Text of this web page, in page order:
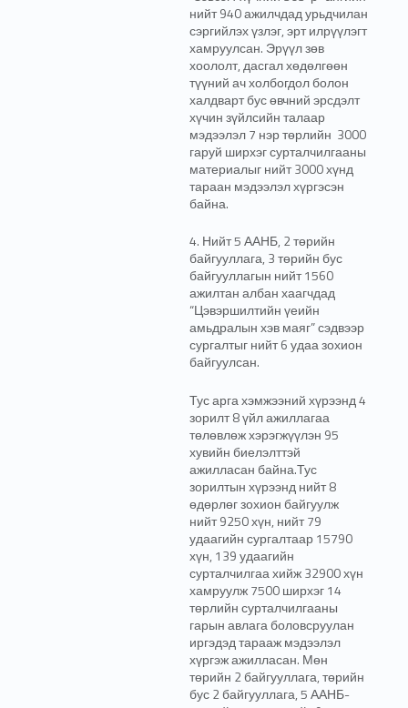
нийт 940 ажилчдад урьдчилан
сэргийлэх үзлэг, эрт илрүүлэгт
хамруулсан. Эрүүл зөв
хоололт, дасгал хөдөлгөөн
түүний ач холбогдол болон
халдварт бус өвчний эрсдэлт
хүчин зүйлсийн талаар
мэдээлэл 7 нэр төрлийн 3000
гаруй ширхэг сурталчилгааны
материалыг нийт 3000 хүнд
тараан мэдээлэл хүргэсэн
байна.
4. Нийт 5 ААНБ, 2 төрийн
байгууллага, 3 төрийн бус
байгууллагын нийт 1560
ажилтан албан хаагчдад
“Цэвэршилтийн үеийн
амьдралын хэв маяг” сэдвээр
сургалтыг нийт 6 удаа зохион
байгуулсан.
Тус арга хэмжээний хүрээнд 4
зорилт 8 үйл ажиллагаа
төлөвлөж хэрэгжүүлэн 95
хувийн биелэлттэй
ажилласан байна.Тус
зорилтын хүрээнд нийт 8
өдөрлөг зохион байгуулж
нийт 9250 хүн, нийт 79
удаагийн сургалтаар 15790
хүн, 139 удаагийн
сурталчилгаа хийж 32900 хүн
хамруулж 7500 ширхэг 14
төрлийн сурталчилгааны
гарын авлага боловсруулан
иргэдэд тарааж мэдээлэл
хүргэж ажилласан. Мөн
төрийн 2 байгууллага, төрийн
бус 2 байгууллага, 5 ААНБ-